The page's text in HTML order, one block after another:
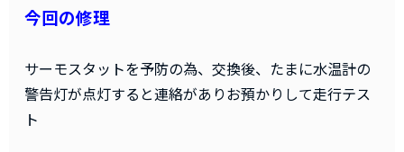
今回の修理
サーモスタットを予防の為、交換後、たまに水温計の
警告灯が点灯すると連絡がありお預かりして走行テス
ト